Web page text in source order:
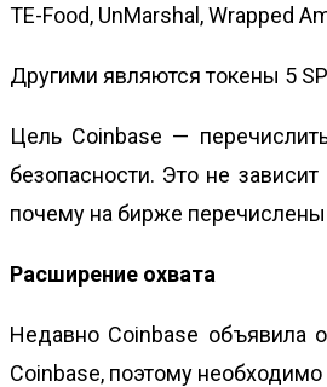
TE-Food, UnMarshal, Wrapped
Другими являются токены 5
Цель Coinbase —
безопасности. Это не
почему на бирже
Расширение охвата
Недавно Coinbase объявила
Coinbase, поэтому